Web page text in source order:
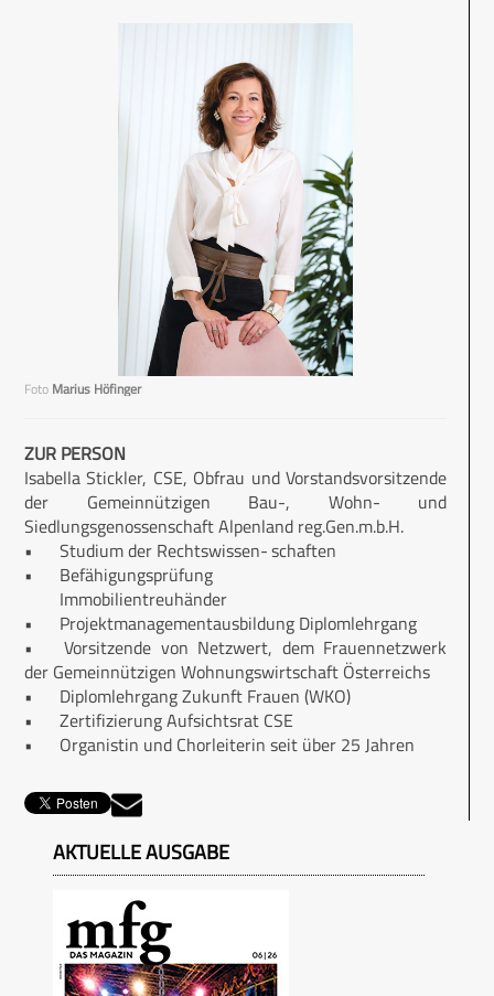
Foto Marius Höfinger
ZUR PERSON
Isabella Stickler, CSE, Obfrau und Vorstandsvorsitzende
der Gemeinnützigen Bau-, Wohn- und
Siedlungsgenossenschaft Alpenland reg.Gen.m.b.H.
•
Studium der Rechtswissen-schaften
•
Befähigungsprüfung
Immobilientreuhänder
•
Projektmanagementausbildung Diplomlehrgang
•
Vorsitzende von Netzwert, dem Frauennetzwerk
der Gemeinnützigen Wohnungswirtschaft Österreichs
•
Diplomlehrgang Zukunft Frauen (WKO)
•
Zertifizierung Aufsichtsrat CSE
•
Organistin und Chorleiterin seit über 25 Jahren
AKTUELLE AUSGABE